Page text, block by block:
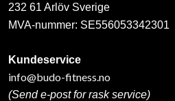
232 61 Arlöv Sverige
MVA-nummer: SE556053342301
Kundeservice
info@budo-fitness.no
(Send e-post for rask service)